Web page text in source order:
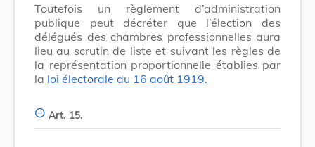
Toutefois un règlement d’administration
publique peut décréter que l’élection des
délégués des chambres professionnelles aura
lieu au scrutin de liste et suivant les règles de
la représentation proportionnelle établies par
la loi électorale du 16 août 1919.
Art. 15.